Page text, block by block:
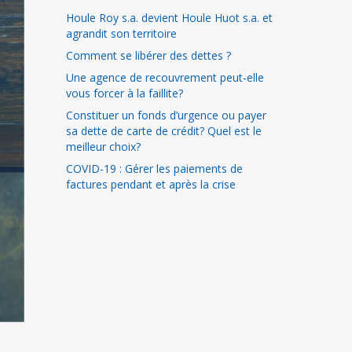
Houle Roy s.a. devient Houle Huot s.a. et
agrandit son territoire
Comment se libérer des dettes ?
Une agence de recouvrement peut-elle
vous forcer à la faillite?
Constituer un fonds d’urgence ou payer
sa dette de carte de crédit? Quel est le
meilleur choix?
COVID-19 : Gérer les paiements de
factures pendant et après la crise